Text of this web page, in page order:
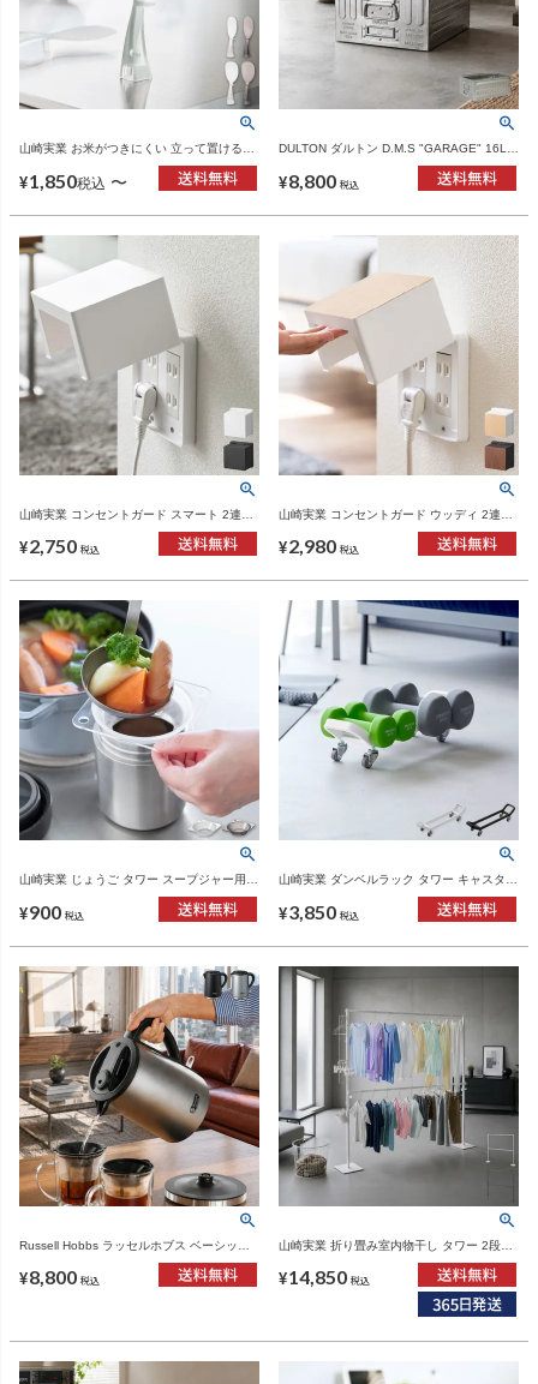
山崎実業 お米がつきにくい 立って置けるし
ゃもじ タワー tower | キッチン雑貨・タワー
シリーズ
¥1,850税込 〜
DULTON ダルトン D.M.S "GARAGE" 16L
GALVANIZED | インテリア雑貨・収納ボッ
クス
¥8,800 税込
山崎実業 コンセントガード スマート 2連6
ーズ
¥2,750 税込
山崎実業 コンセントガード ウッディ 2連6
シリーズ
¥2,980 税込
山崎実業 じょうご タワー スープジャー用
tower | キッチン雑貨・タワーシリーズ
¥900 税込
山崎実業 ダンベルラック タワー キャスター
付き tower | インテリア雑貨・タワーシリー
ズ
¥3,850 税込
Russell Hobbs ラッセルホブス ベーシック
気ケトル
¥8,800 税込
山崎実業 折り畳み室内物干し タワー 2段
¥14,850 税込